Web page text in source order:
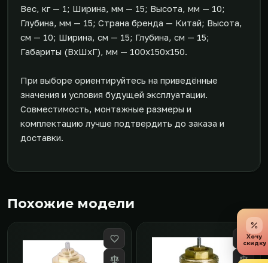
Вес, кг — 1; Ширина, мм — 15; Высота, мм — 10;
Глубина, мм — 15; Страна бренда — Китай; Высота,
см — 10; Ширина, см — 15; Глубина, см — 15;
Габариты (ВxШxГ), мм — 100x150x150.
При выборе ориентируйтесь на приведённые
значения и условия будущей эксплуатации.
Совместимость, монтажные размеры и
комплектацию лучше подтвердить до заказа и
доставки.
Похожие модели
Хочу
скидку